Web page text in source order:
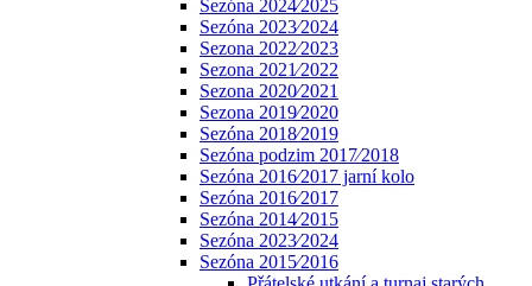
Sezóna 2024⁄2025
Sezóna 2023⁄2024
Sezona 2022⁄2023
Sezona 2021⁄2022
Sezona 2020⁄2021
Sezona 2019⁄2020
Sezóna 2018⁄2019
Sezóna podzim 2017⁄2018
Sezóna 2016⁄2017 jarní kolo
Sezóna 2016⁄2017
Sezóna 2014⁄2015
Sezóna 2023⁄2024
Sezóna 2015⁄2016